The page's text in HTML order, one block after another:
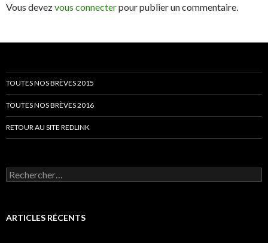
Vous devezvous connecterpour publier un commentaire.
TOUTES NOS BRÈVES 2015
TOUTES NOS BRÈVES 2016
RETOUR AU SITE REDLINK
Rechercher :
ARTICLES RÉCENTS